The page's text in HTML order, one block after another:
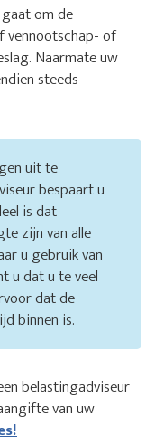
om de
vennootschap- of
Naarmate uw
steeds
uit te
bespaart u
is dat
zijn van alle
u gebruik van
u dat u te veel
dat de
binnen is.
belastingadviseur
van uw